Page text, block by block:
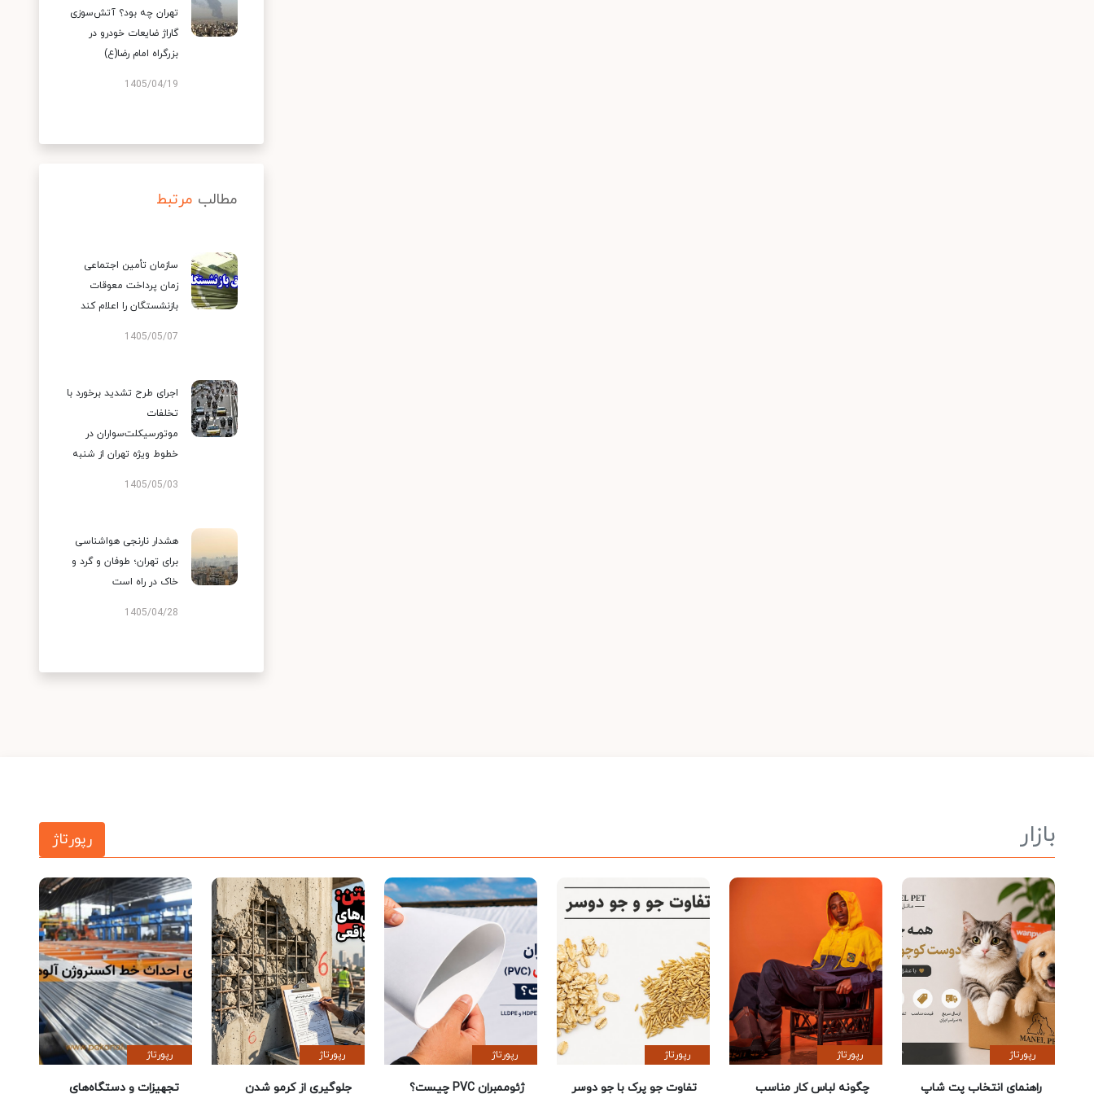
تهران چه بود؟ آتش‌سوزی
گاراژ ضایعات خودرو در
بزرگراه امام رضا(ع)
1405/04/19
مطالب مرتبط
سازمان تأمین اجتماعی
زمان پرداخت معوقات
بازنشستگان را اعلام کند
1405/05/07
اجرای طرح تشدید برخورد با
تخلفات
موتورسیکلت‌سواران در
خطوط ویژه تهران از شنبه
1405/05/03
هشدار نارنجی هواشناسی
برای تهران؛ طوفان و گرد و
خاک در راه است
1405/04/28
بازار رپورتاژ
رپورتاژ
راهنمای انتخاب پت شاپ
رپورتاژ
چگونه لباس کار مناسب
رپورتاژ
تفاوت جو پرک با جو دوسر
رپورتاژ
ژئوممبران PVC چیست؟
رپورتاژ
جلوگیری از کرمو شدن
رپورتاژ
تجهیزات و دستگاه‌های